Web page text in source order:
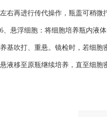
左右再进行传代操作，瓶盖可稍微
6、悬浮细胞：将细胞培养瓶内液
养基吹打、重悬。镜检时，若细胞
悬液移至原瓶继续培养，直至细胞